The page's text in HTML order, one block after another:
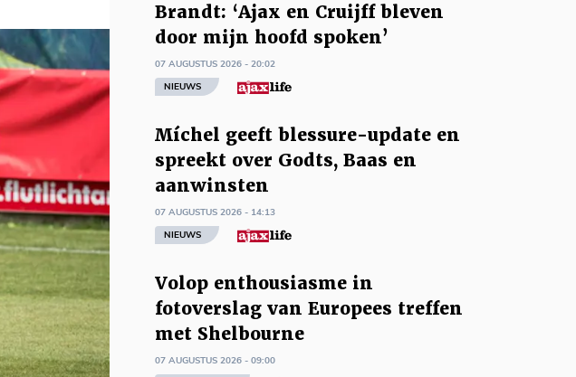
Brandt: ‘Ajax en Cruijff bleven
door mijn hoofd spoken’
07 AUGUSTUS 2026 - 20:02
NIEUWS
Míchel geeft blessure-update en
spreekt over Godts, Baas en
aanwinsten
07 AUGUSTUS 2026 - 14:13
NIEUWS
Volop enthousiasme in
fotoverslag van Europees treffen
met Shelbourne
07 AUGUSTUS 2026 - 09:00